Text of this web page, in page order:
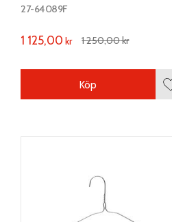
clipshängare. Passar bra till både byxa och
27-64089F
1 125,00 kr 1 250,00kr
Köp